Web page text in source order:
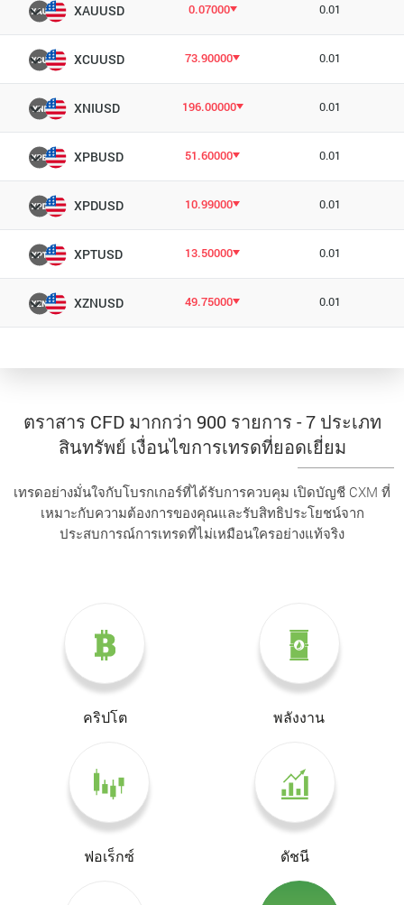
XAUUSD 0.07000 0.01
XCUUSD 73.90000 0.01
XNIUSD 196.00000 0.01
XPBUSD 51.60000 0.01
XPDUSD 10.99000 0.01
XPTUSD 13.50000 0.01
XZNUSD 49.75000 0.01
ตราสาร CFD มากกว่า 900 รายการ - 7 ประเภท
สินทรัพย์ เงื่อนไขการเทรดที่ยอดเยี่ยม
เทรดอย่างมั่นใจกับโบรกเกอร์ที่ได้รับการควบคุม เปิดบัญชี CXM ที่
เหมาะกับความต้องการของคุณและรับสิทธิประโยชน์จาก
ประสบการณ์การเทรดที่ไม่เหมือนใครอย่างแท้จริง
คริปโต พลังงาน
ฟอเร็กซ์ ดัชนี